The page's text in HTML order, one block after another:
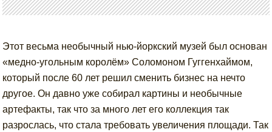
Этот весьма необычный нью-йоркский музей был основан
«медно-угольным королём» Соломоном Гуггенхаймом,
который после 60 лет решил сменить бизнес на нечто
другое. Он давно уже собирал картины и необычные
артефакты, так что за много лет его коллекция так
разрослась, что стала требовать увеличения площади. Так